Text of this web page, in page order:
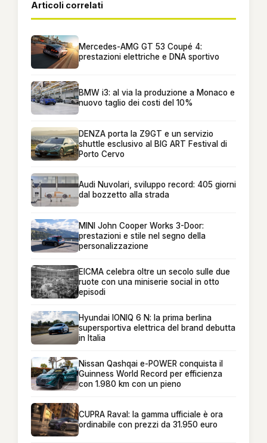
Articoli correlati
Mercedes-AMG GT 53 Coupé 4:
prestazioni elettriche e DNA sportivo
BMW i3: al via la produzione a Monaco e
nuovo taglio dei costi del 10%
DENZA porta la Z9GT e un servizio
shuttle esclusivo al BIG ART Festival di
Porto Cervo
Audi Nuvolari, sviluppo record: 405 giorni
dal bozzetto alla strada
MINI John Cooper Works 3-Door:
prestazioni e stile nel segno della
personalizzazione
EICMA celebra oltre un secolo sulle due
ruote con una miniserie social in otto
episodi
Hyundai IONIQ 6 N: la prima berlina
supersportiva elettrica del brand debutta
in Italia
Nissan Qashqai e-POWER conquista il
Guinness World Record per efficienza
con 1.980 km con un pieno
CUPRA Raval: la gamma ufficiale è ora
ordinabile con prezzi da 31.950 euro